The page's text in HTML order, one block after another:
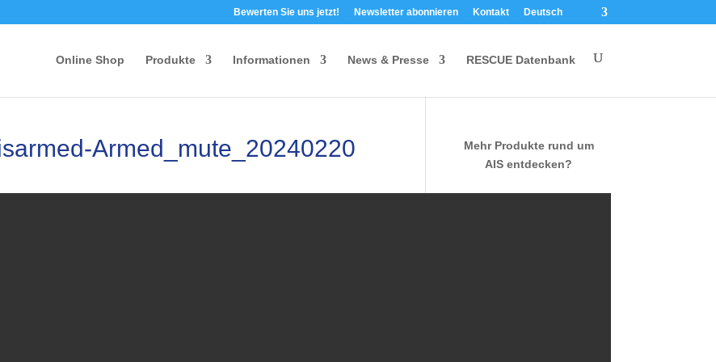
Bewerten Sie uns jetzt! Newsletter abonnieren Kontakt Deutsch
Online Shop Produkte Informationen News & Presse RESCUE Datenbank
Armed_mute_20240220
Mehr Produkte rund um
AIS entdecken?